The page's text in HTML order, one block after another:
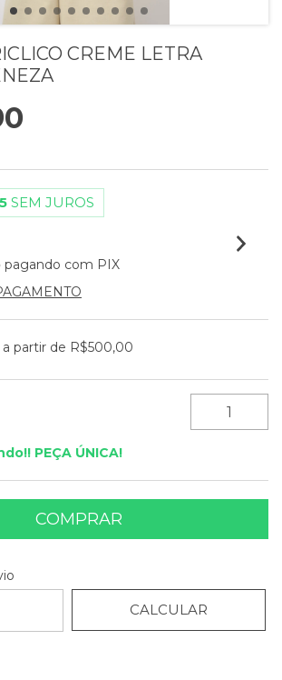
CREME LETRA
SEM JUROS
pagando com PIX
a partir de R$500,00
PEÇA ÚNICA!
CALCULAR